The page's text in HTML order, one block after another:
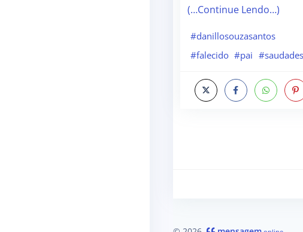
(…Continue Lendo…)
#danillosouzasantos
#falecido #pai #saudades